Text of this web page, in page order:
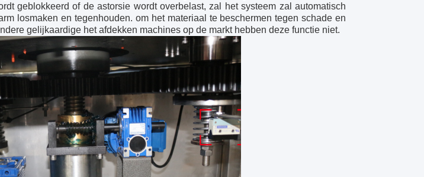
geblokkeerd of de astorsie wordt overbelast, zal het systeem zal automatisch
losmaken en tegenhouden. om het materiaal te beschermen tegen schade en
gelijkaardige het afdekken machines op de markt hebben deze functie niet.